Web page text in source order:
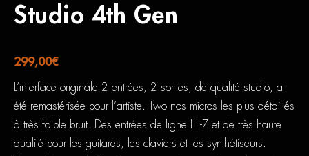
Studio 4th Gen
299,00€
L’interface originale 2 entrées, 2 sorties, de qualité studio, a
été remastérisée pour l’artiste. Two nos micros les plus détaillés
à très faible bruit. Des entrées de ligne Hi-Z et de très haute
qualité pour les guitares, les claviers et les synthétiseurs.